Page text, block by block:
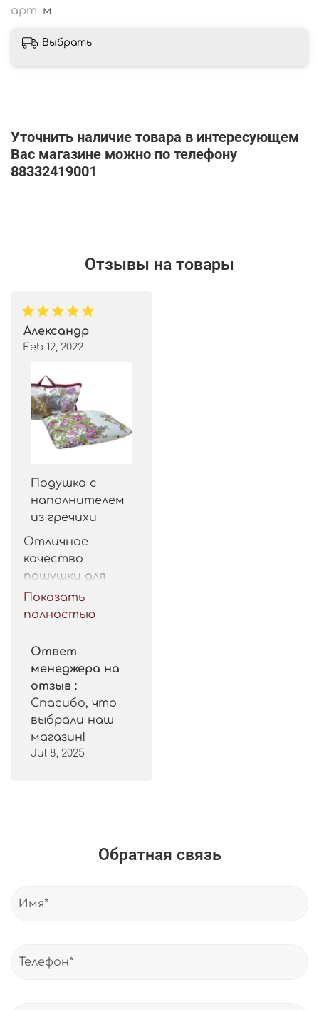
арт. м
Выбрать
Уточнить наличие товара в интересующем
Вас магазине можно по телефону
88332419001
Отзывы на товары
Александр
Feb 12, 2022
Подушка с
наполнителем
из гречихи
Отличное
качество
пошушки для
такой цены.
Рекомендую.
Показать
полностью
Ответ
менеджера на
отзыв :
Спасибо, что
выбрали наш
магазин!
Jul 8, 2025
Обратная связь